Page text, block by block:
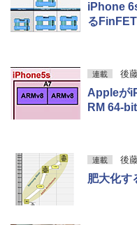
iPhone
る
連載 後
Appleが
RM 64-
連載 後
肥大化